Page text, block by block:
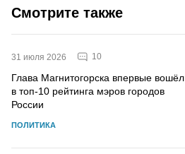
Смотрите также
31 июля 2026 10
Глава Магнитогорска впервые вошёл
в топ-10 рейтинга мэров городов
России
ПОЛИТИКА